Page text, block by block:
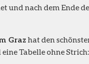
und nach dem Ende
Graz hat den
Tabelle ohne Strich: